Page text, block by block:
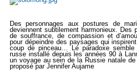
Des personnages aux postures de
deviennent subtilement harmonieux. Des
de souffrance, de compassion et
pour dépeindre des paysages qui
coup de pinceau… Le paradoxe
russe installé depuis les années 90 à
un voyage au sein de la Russie natale de
proposé par Jennifer Aujame